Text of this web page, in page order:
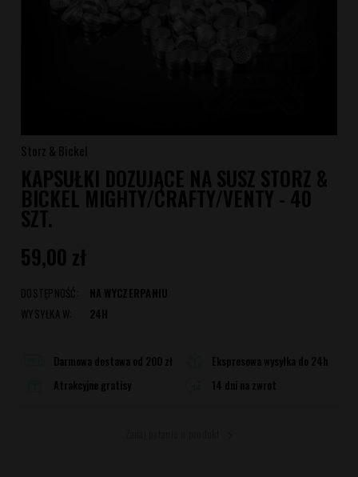
Storz & Bickel
KAPSUŁKI DOZUJĄCE NA SUSZ STORZ &
BICKEL MIGHTY/CRAFTY/VENTY - 40
SZT.
59,00 zł
DOSTĘPNOŚĆ:
NA WYCZERPANIU
WYSYŁKA W:
24H
Darmowa dostawa od 200 zł
Ekspresowa wysyłka do 24h
Atrakcyjne gratisy
14 dni na zwrot